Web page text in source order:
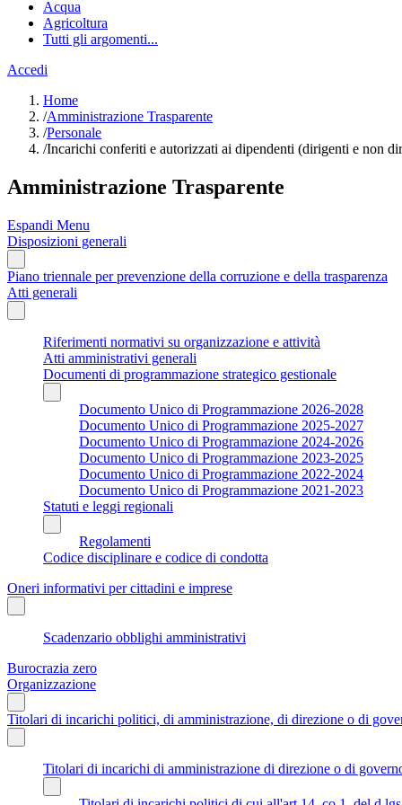
Acqua
Agricoltura
Tutti gli argomenti...
Accedi
Home
/Amministrazione Trasparente
/Personale
/Incarichi conferiti e autorizzati ai dipendenti (dirigenti e non
Amministrazione Trasparente
Espandi Menu
Disposizioni generali
Piano triennale per prevenzione della corruzione e della trasparenza
Atti generali
Riferimenti normativi su organizzazione e attività
Atti amministrativi generali
Documenti di programmazione strategico gestionale
Documento Unico di Programmazione 2026-2028
Documento Unico di Programmazione 2025-2027
Documento Unico di Programmazione 2024-2026
Documento Unico di Programmazione 2023-2025
Documento Unico di Programmazione 2022-2024
Documento Unico di Programmazione 2021-2023
Statuti e leggi regionali
Regolamenti
Codice disciplinare e codice di condotta
Oneri informativi per cittadini e imprese
Scadenzario obblighi amministrativi
Burocrazia zero
Organizzazione
Titolari di incarichi politici, di amministrazione, di direzione o di
Titolari di incarichi di amministrazione di direzione o di